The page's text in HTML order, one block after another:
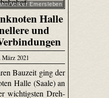
Volker Emersleben
Halle
und
2021
Bauzeit ging der
Halle (Saale) an
wichtigsten Dreh-